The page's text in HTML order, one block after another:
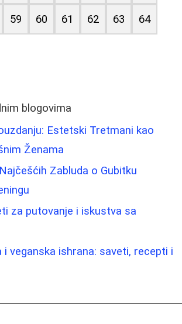
59 60 61 62 63 64
blogovima
Estetski Tretmani kao
Ženama
Zabluda o Gubitku
za putovanje i iskustva sa
i veganska ishrana: saveti, recepti i